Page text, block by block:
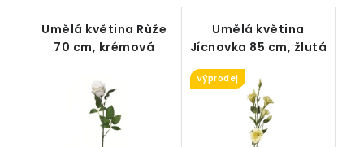
Umělá květina Růže
70 cm, krémová
Umělá květina
Jícnovka 85 cm, žlutá
Výprodej